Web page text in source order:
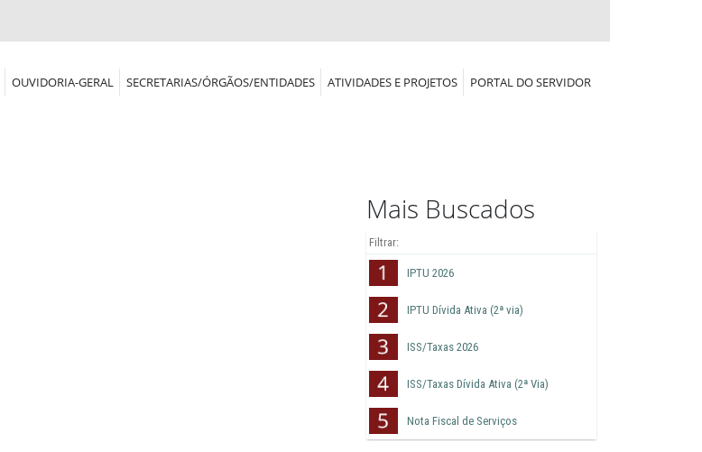
OUVIDORIA-GERAL SECRETARIAS/ÓRGÃOS/ENTIDADES ATIVIDADES E PROJETOS PORTAL DO SERVIDOR
Mais Buscados
IPTU 2026
IPTU Dívida Ativa (2ª via)
ISS/Taxas 2026
ISS/Taxas Dívida Ativa (2ª Via)
Nota Fiscal de Serviços